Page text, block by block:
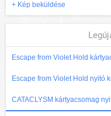
+ Kép beküldése
Escape from Violet Hold
Escape from Violet Hold nyitó
CATACLYSM kártyacsomag